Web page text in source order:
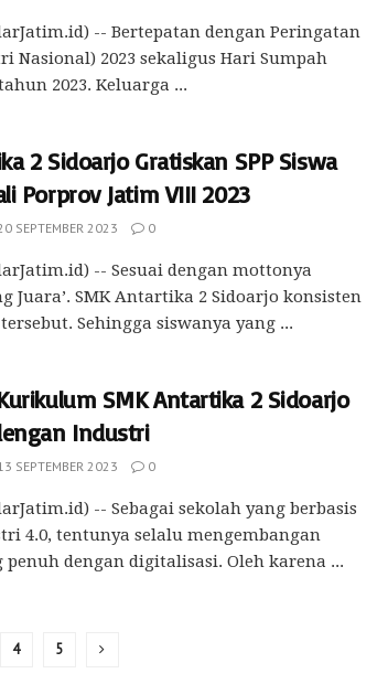
-- Bertepatan dengan Peringatan
Nasional) 2023 sekaligus Hari Sumpah
2023. Keluarga ...
2 Sidoarjo Gratiskan SPP Siswa
Porprov Jatim VIII 2023
SEPTEMBER 2023 0
-- Sesuai dengan mottonya
Juara’. SMK Antartika 2 Sidoarjo konsisten
Sehingga siswanya yang ...
SMK Antartika 2 Sidoarjo
Industri
SEPTEMBER 2023 0
-- Sebagai sekolah yang berbasis
4.0, tentunya selalu mengembangan
dengan digitalisasi. Oleh karena ...
4 5